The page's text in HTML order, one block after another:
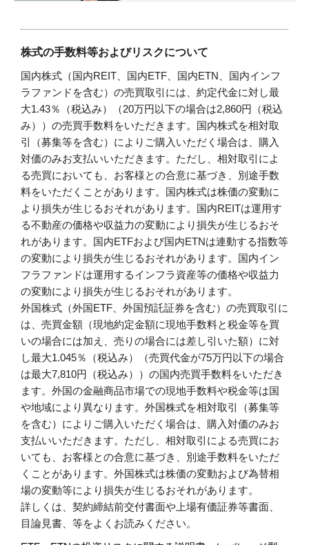
株式の手数料等およびリスクについて
国内株式（国内REIT、国内ETF、国内ETN、国内インフ
ラファンドを含む）の売買取引には、約定代金に対し最
大1.43％（税込み）（20万円以下の場合は2,860円（税込
み））の売買手数料をいただきます。国内株式を相対取
引（募集等を含む）によりご購入いただく場合は、購入
対価のみお支払いいただきます。ただし、相対取引によ
る売買においても、お客様との合意に基づき、別途手数
料をいただくことがあります。国内株式は株価の変動に
より損失が生じるおそれがあります。国内REITは運用す
る不動産の価格や収益力の変動により損失が生じるおそ
れがあります。国内ETFおよび国内ETNは連動する指数等
の変動により損失が生じるおそれがあります。国内イン
フラファンドは運用するインフラ資産等の価格や収益力
の変動により損失が生じるおそれがあります。
外国株式（外国ETF、外国預託証券を含む）の売買取引に
は、売買金額（現地約定金額に現地手数料と税金等を買
いの場合には加え、売りの場合には差し引いた額）に対
し最大1.045％（税込み）（売買代金が75万円以下の場合
は最大7,810円（税込み））の国内売買手数料をいただき
ます。外国の金融商品市場での現地手数料や税金等は国
や地域により異なります。外国株式を相対取引（募集等
を含む）によりご購入いただく場合は、購入対価のみお
支払いいただきます。ただし、相対取引による売買にお
いても、お客様との合意に基づき、別途手数料をいただ
くことがあります。外国株式は株価の変動および為替相
場の変動等により損失が生じるおそれがあります。
詳しくは、契約締結前交付書面や上場有価証券等書面、
目論見書、等をよくお読みください。